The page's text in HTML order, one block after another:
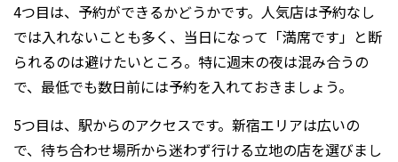
4つ目は、予約ができるかどうかです。人気店は予約なし
では入れないことも多く、当日になって「満席です」と断
られるのは避けたいところ。特に週末の夜は混み合うの
で、最低でも数日前には予約を入れておきましょう。
5つ目は、駅からのアクセスです。新宿エリアは広いの
で、待ち合わせ場所から迷わず行ける立地の店を選びまし